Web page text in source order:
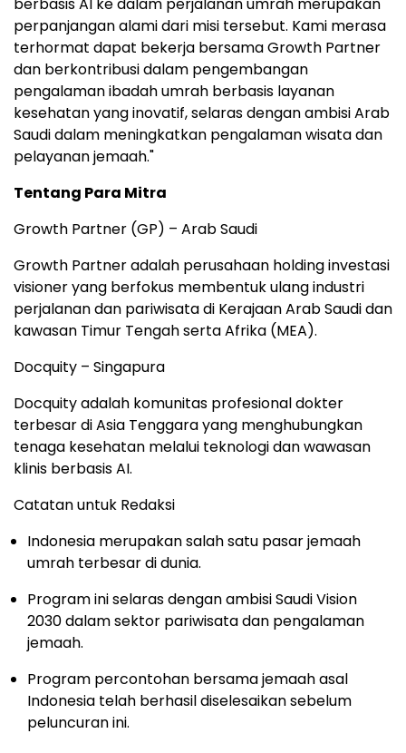
perpanjangan alami dari misi tersebut. Kami merasa
terhormat dapat bekerja bersama Growth Partner
dan berkontribusi dalam pengembangan
pengalaman ibadah umrah berbasis layanan
kesehatan yang inovatif, selaras dengan ambisi Arab
Saudi dalam meningkatkan pengalaman wisata dan
pelayanan jemaah."
Tentang Para Mitra
Growth Partner (GP) – Arab Saudi
Growth Partner adalah perusahaan holding investasi
visioner yang berfokus membentuk ulang industri
perjalanan dan pariwisata di Kerajaan Arab Saudi dan
kawasan Timur Tengah serta Afrika (MEA).
Docquity – Singapura
Docquity adalah komunitas profesional dokter
terbesar di Asia Tenggara yang menghubungkan
tenaga kesehatan melalui teknologi dan wawasan
klinis berbasis AI.
Catatan untuk Redaksi
Indonesia merupakan salah satu pasar jemaah
umrah terbesar di dunia.
Program ini selaras dengan ambisi Saudi Vision
2030 dalam sektor pariwisata dan pengalaman
jemaah.
Program percontohan bersama jemaah asal
Indonesia telah berhasil diselesaikan sebelum
peluncuran ini.